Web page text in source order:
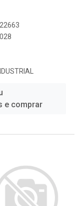
e comprar